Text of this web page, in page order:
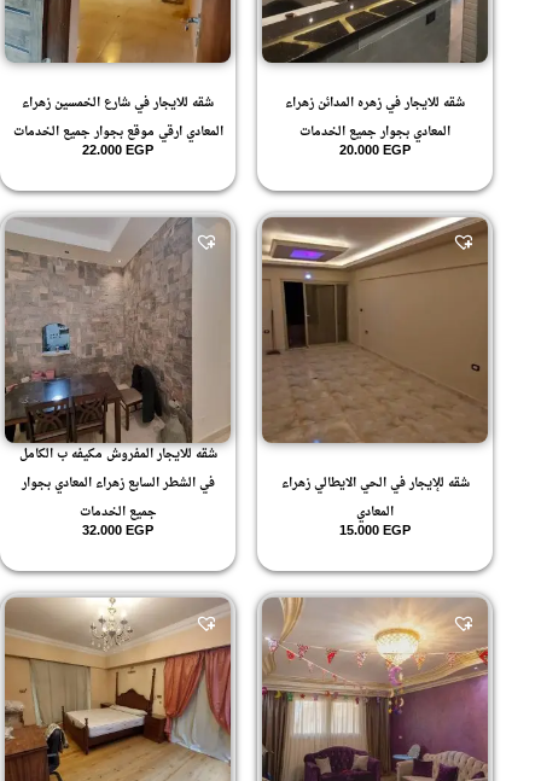
شقه للايجار في زهره المدائن زهراء
المعادي بجوار جميع الخدمات
20.000EGP
شقه للايجار في شارع الخمسين زهراء
المعادي ارقي موقع بجوار جميع الخدمات
22.000EGP
شقه للإيجار في الحي الايطالي زهراء
المعادي
15.000EGP
شقه للايجار المفروش مكيفه ب الكامل
في الشطر السابع زهراء المعادي بجوار
جميع الخدمات
32.000EGP